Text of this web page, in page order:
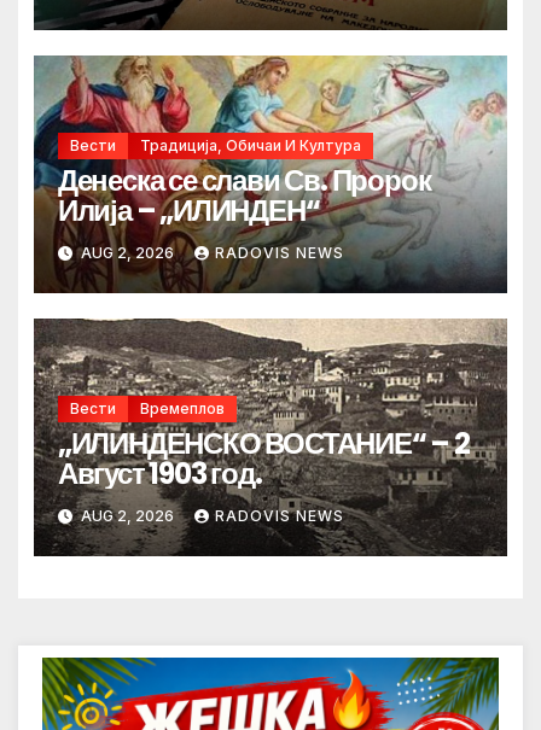
Вести Традиција, Обичаи И Култура
Денеска се слави Св. Пророк
Илија – „ИЛИНДЕН“
AUG 2, 2026 RADOVIS NEWS
Вести Времеплов
„ИЛИНДЕНСКО ВОСТАНИЕ“ – 2
Август 1903 год.
AUG 2, 2026 RADOVIS NEWS